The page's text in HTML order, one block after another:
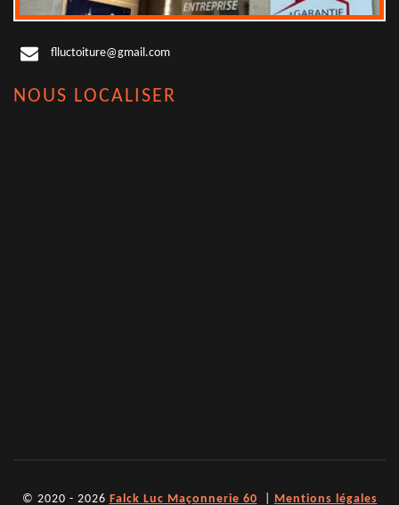
flluctoiture@gmail.com
NOUS LOCALISER
© 2020 - 2026 Falck Luc Maçonnerie 60 Mentions légales